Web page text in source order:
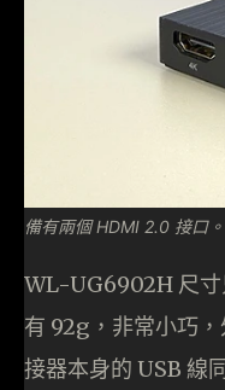
備有兩個 HDMI 2.0 接口。
WL-UG6902H 尺寸
有 92g，非常小巧
接器本身的 USB 線